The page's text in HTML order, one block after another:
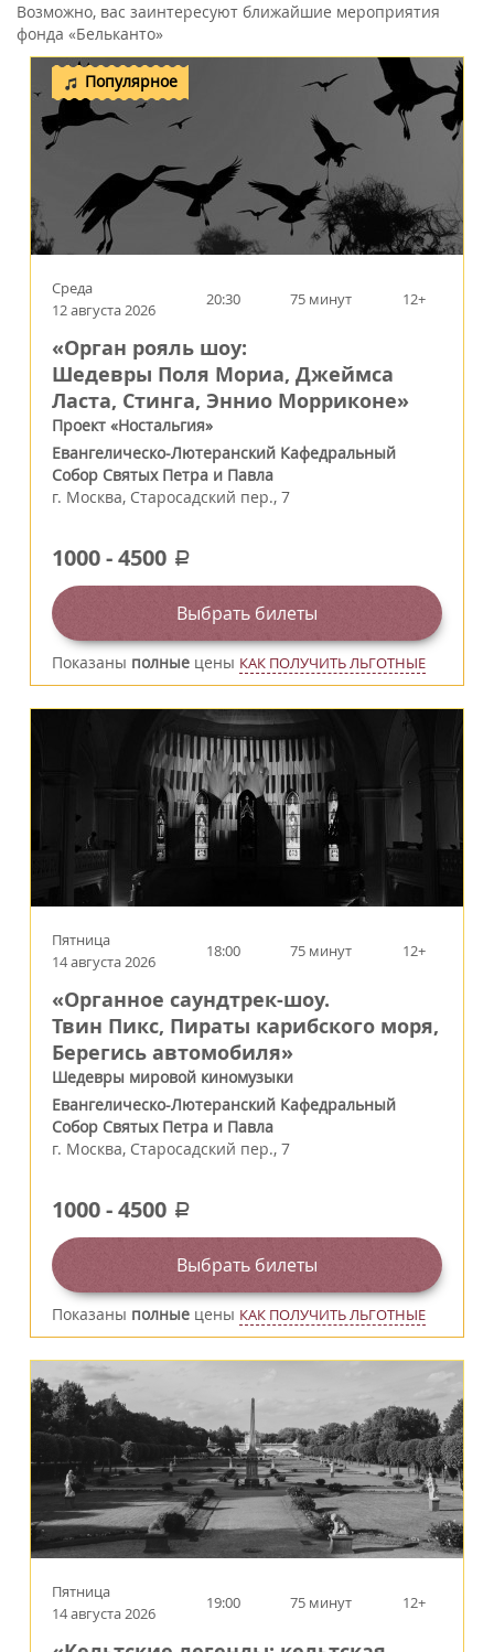
Возможно, вас заинтересуют ближайшие мероприятия
фонда «Бельканто»
Популярное
Среда
12 августа 2026
20:30 75 минут 12+
«Орган рояль шоу:
Шедевры Поля Мориа, Джеймса
Ласта, Стинга, Эннио Морриконе»
Проект «Ностальгия»
Евангелическо-Лютеранский Кафедральный
Собор Святых Петра и Павла
г. Москва, Старосадский пер., 7
1000-4500 a
Выбрать билеты
Показаны полные цены КАК ПОЛУЧИТЬ ЛЬГОТНЫЕ
Пятница
14 августа 2026
18:00 75 минут 12+
«Органное саундтрек-шоу.
Твин Пикс, Пираты карибского моря,
Берегись автомобиля»
Шедевры мировой киномузыки
Евангелическо-Лютеранский Кафедральный
Собор Святых Петра и Павла
г. Москва, Старосадский пер., 7
1000-4500 a
Выбрать билеты
Показаны полные цены КАК ПОЛУЧИТЬ ЛЬГОТНЫЕ
Пятница
14 августа 2026
19:00 75 минут 12+